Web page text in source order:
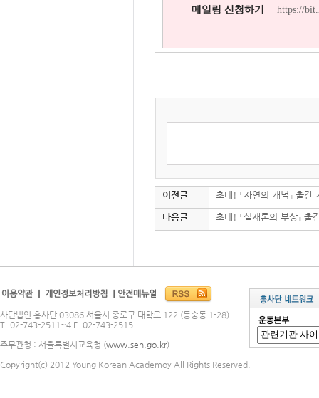
메일링 신청하기 https://
이전글 초대! 『자연의 개념』 출
다음글 초대! 『실재론의 부상』
사단법인 흥사단 03086 서울시 종로구 대학로 122 (동숭동 1-28)
T. 02-743-2511~4 F. 02-743-2515
주무관청 : 서울특별시교육청 (www.sen.go.kr)
Copyright(c) 2012 Young Korean Academoy All Rights Reserved.